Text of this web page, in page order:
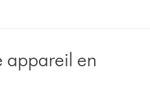
appareil en